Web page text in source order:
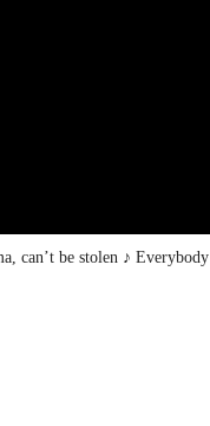
can’t be stolen ♪ Everybody